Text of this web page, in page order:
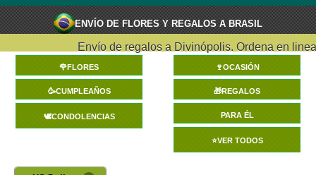
ENVÍO DE FLORES Y REGALOS A BRASIL
Envío de regalos a Divinópolis. Ordena en linea
🌹FLORES 🍷OCASIÓN
🥳CUMPLEAÑOS 🎁REGALOS
🕊️CONDOLENCIAS PARA ÉL
⭐VER TODOS